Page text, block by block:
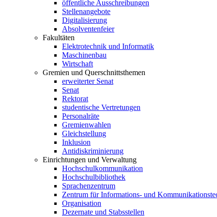
öffentliche Ausschreibungen
Stellenangebote
Digitalisierung
Absolventenfeier
Fakultäten
Elektrotechnik und Informatik
Maschinenbau
Wirtschaft
Gremien und Querschnittsthemen
erweiterter Senat
Senat
Rektorat
studentische Vertretungen
Personalräte
Gremienwahlen
Gleichstellung
Inklusion
Antidiskriminierung
Einrichtungen und Verwaltung
Hochschulkommunikation
Hochschulbibliothek
Sprachenzentrum
Zentrum für Informations- und
Organisation
Dezernate und Stabsstellen